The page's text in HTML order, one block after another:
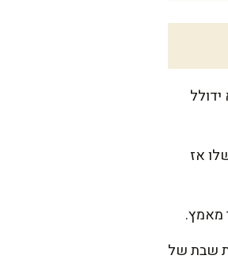
כדי שהרוטב לא ידולל
אז
מאמץ.
שבת של